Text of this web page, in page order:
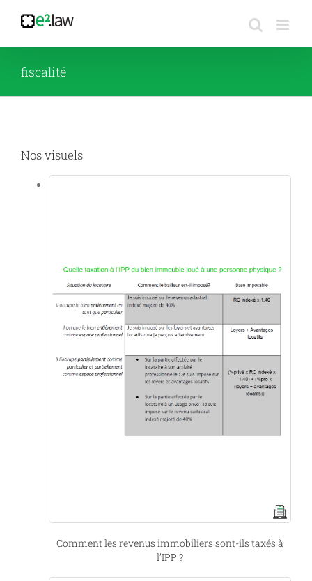
contenu
fiscalité
Nos visuels
Comment les revenus immobiliers sont-ils taxés à
l’IPP ?